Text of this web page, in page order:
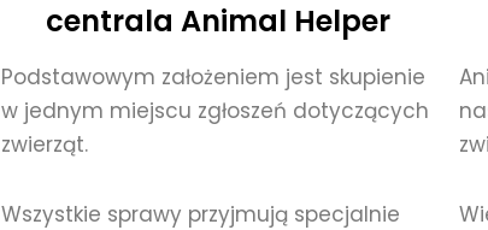
centrala Animal Helper
Podstawowym założeniem jest skupienie
w jednym miejscu zgłoszeń dotyczących
zwierząt.
Wszystkie sprawy przyjmują specjalnie